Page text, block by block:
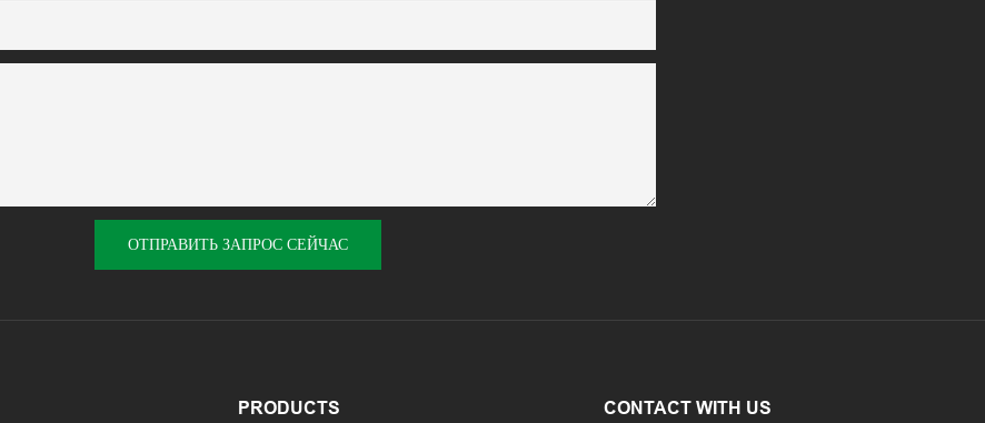
ОТПРАВИТЬ ЗАПРОС СЕЙЧАС
PRODUCTS CONTACT WITH US